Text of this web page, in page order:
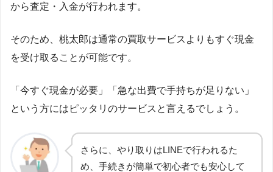
から査定・入金が行われます。
そのため、桃太郎は通常の買取サービスよりもすぐ現金
を受け取ることが可能です。
「今すぐ現金が必要」「急な出費で手持ちが足りない」
という方にはピッタリのサービスと言えるでしょう。
さらに、やり取りはLINEで行われるた
め、手続きが簡単で初心者でも安心して